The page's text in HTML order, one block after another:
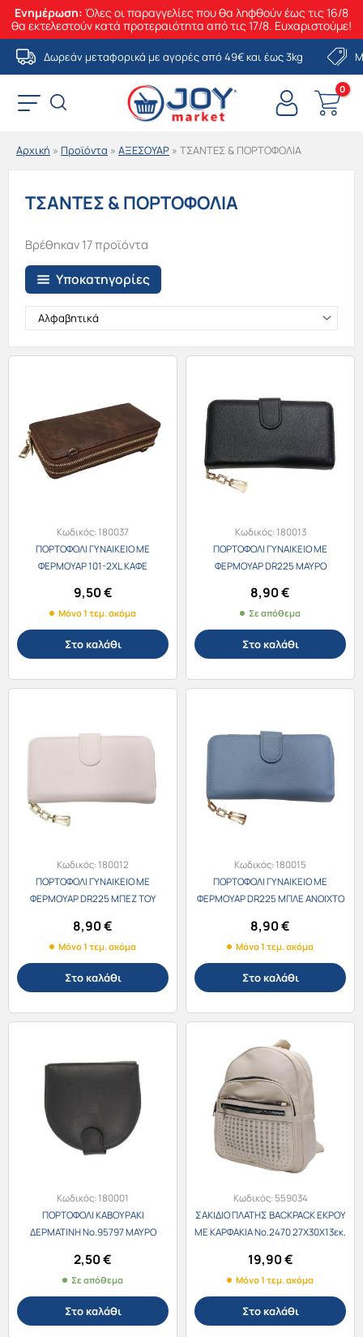
Ενημέρωση: Όλες οι παραγγελίες που θα ληφθούν έως τις 16/8
θα εκτελεστούν κατά προτεραιότητα από τις 17/8. Ευχαριστούμε!
Μετάβαση
στο
περιεχόμενο
Δωρεάν μεταφορικά με αγορές από 49€ και έως 3kg
Αρχική » Προϊόντα » ΑΞΕΣΟΥΑΡ » ΤΣΑΝΤΕΣ & ΠΟΡΤΟΦΟΛΙΑ
ΤΣΑΝΤΕΣ & ΠΟΡΤΟΦΟΛΙΑ
Υποκατηγορίες
Βρέθηκαν 17 προϊόντα
Κωδικός:180037
ΠΟΡΤΟΦΟΛΙ ΓΥΝΑΙΚΕΙΟ ΜΕ
ΦΕΡΜΟΥΑΡ 101-2XL ΚΑΦΕ
9,50€
Μόνο 1 τεμ. ακόμα
Στο καλάθι
Κωδικός:180013
ΠΟΡΤΟΦΟΛΙ ΓΥΝΑΙΚΕΙΟ ΜΕ
ΦΕΡΜΟΥΑΡ DR225 ΜΑΥΡΟ
8,90€
Σε απόθεμα
Στο καλάθι
Κωδικός:180012
ΠΟΡΤΟΦΟΛΙ ΓΥΝΑΙΚΕΙΟ ΜΕ
ΦΕΡΜΟΥΑΡ DR225 ΜΠΕΖ ΤΟΥ
8,90€
Μόνο 1 τεμ. ακόμα
Στο καλάθι
Κωδικός:180015
ΠΟΡΤΟΦΟΛΙ ΓΥΝΑΙΚΕΙΟ ΜΕ
ΦΕΡΜΟΥΑΡ DR225 ΜΠΛΕ ΑΝΟΙΧΤΟ
8,90€
Μόνο 1 τεμ. ακόμα
Στο καλάθι
Κωδικός:180001
ΠΟΡΤΟΦΟΛΙ ΚΑΒΟΥΡΑΚΙ
ΔΕΡΜΑΤΙΝΗ Νο.95797 ΜΑΥΡΟ
2,50€
Σε απόθεμα
Στο καλάθι
Κωδικός:559034
ΣΑΚΙΔΙΟ ΠΛΑΤΗΣ BACKPACK ΕΚΡΟΥ
ΜΕ ΚΑΡΦΑΚΙΑ No.2470 27Χ30Χ13εκ.
19,90€
Μόνο 1 τεμ. ακόμα
Στο καλάθι